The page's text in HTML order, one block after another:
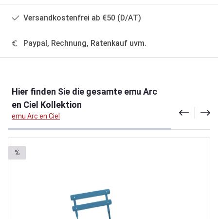
Versandkostenfrei ab €50 (D/AT)
Paypal, Rechnung, Ratenkauf uvm.
Hier finden Sie die gesamte emu Arc
en Ciel Kollektion
emu Arc en Ciel
%